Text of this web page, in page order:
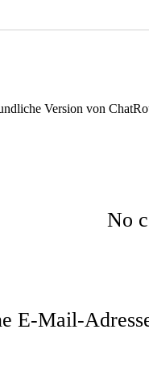
Version von
No
E-Mail-